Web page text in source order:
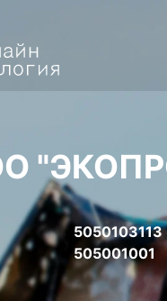
5050103113
505001001